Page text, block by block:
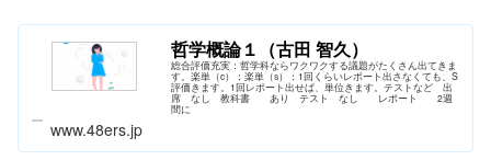
哲学概論１（古田 智久）
総合評価充実：哲学科ならワクワクする議題がたくさん出てきま
す。楽単（c）：楽単（s）：1回くらいレポート出さなくても、S
評価きます。1回レポート出せば、単位きます。テストなど 出
席 なし 教科書 あり テスト なし レポート 2週
間に
www.48ers.jp